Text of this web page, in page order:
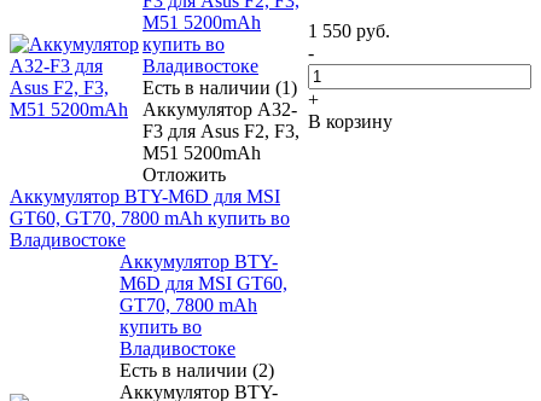
M51 5200mAh
купить во
Владивостоке
Есть в наличии (1)
Аккумулятор A32-
F3 для Asus F2, F3,
M51 5200mAh
Отложить
1 550 руб.
-
+
В корзину
Аккумулятор BTY-M6D для MSI
GT60, GT70, 7800 mAh купить во
Владивостоке
Аккумулятор BTY-
M6D для MSI GT60,
GT70, 7800 mAh
купить во
Владивостоке
Есть в наличии (2)
Аккумулятор BTY-